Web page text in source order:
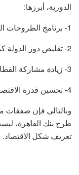
الدورية، أبرزها:
1- برنامج الطروحات الحكومية.
2- تقليص دور الدولة كمشغل اقتصادي مباشر.
3- زيادة مشاركة القطاع الخاص.
4- تحسين قدرة الاقتصاد على جذب العملة الأجنبية.
وبالتالي فإن صفقات
طرح بنك القاهرة،
تعريف شكل الاقتصاد.